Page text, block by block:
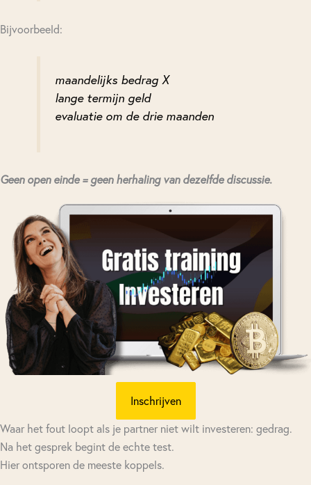
Bijvoorbeeld:
maandelijks bedrag X
lange termijn geld
evaluatie om de drie maanden
Geen open einde = geen herhaling van dezelfde discussie.
Inschrijven
Waar het fout loopt als je partner niet wilt investeren: gedrag.
Na het gesprek begint de echte test.
Hier ontsporen de meeste koppels.